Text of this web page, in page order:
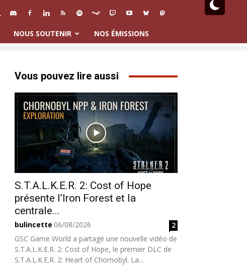
NOUS SOUTENIR NOS ÉMISSIONS
Vous pouvez lire aussi
S.T.A.L.K.E.R. 2: Cost of Hope
présente l’Iron Forest et la
centrale...
bulincette 06/08/2026
2
GSC Game World a partagé une nouvelle vidéo de
S.T.A.L.K.E.R. 2: Cost of Hope, le premier DLC de
S.T.A.L.K.E.R. 2: Heart of Chornobyl. La...